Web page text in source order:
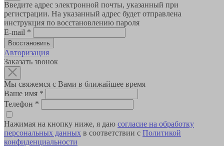
Введите адрес электронной почты, указанный при
регистрации. На указанный адрес будет отправлена
инструкция по восстановлению пароля
E-mail *
Авторизация
Заказать звонок
Мы свяжемся с Вами в ближайшее время
Ваше имя *
Телефон *
Нажимая на кнопку ниже, я даю согласие на обработку
персональных данных в соответствии с Политикой
конфиденциальности